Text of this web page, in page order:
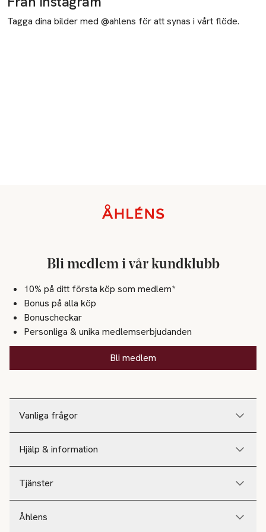
Tagga dina bilder med @ahlens för att synas i vårt flöde.
Vanliga frågor
Hjälp & information
Tjänster
Åhlens
Bli medlem i vår kundklubb
10% på ditt första köp som medlem*
Bonus på alla köp
Bonuscheckar
Personliga & unika medlemserbjudanden
Bli medlem